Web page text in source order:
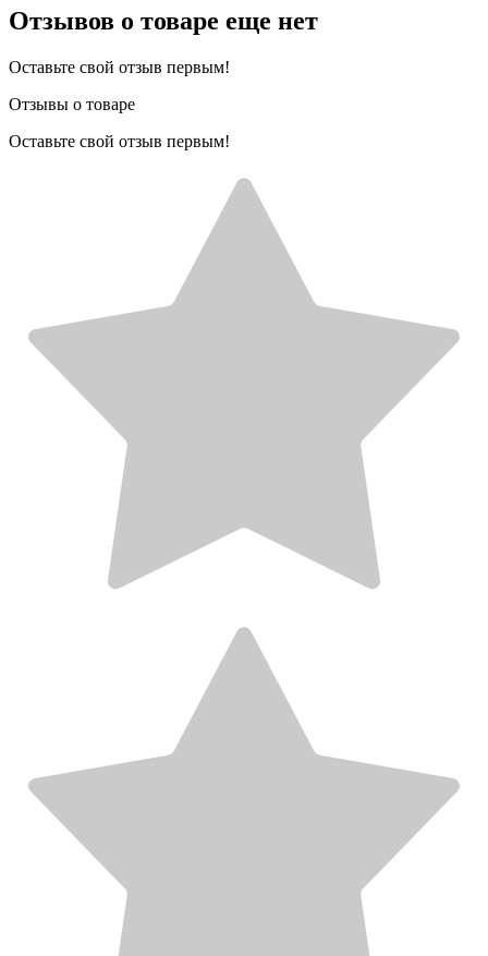
Отзывов о товаре еще нет
Оставьте свой отзыв первым!
Отзывы о товаре
Оставьте свой отзыв первым!